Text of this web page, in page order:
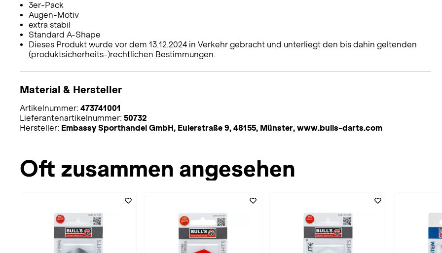
3er-Pack
Augen-Motiv
extra stabil
Standard A-Shape
Dieses Produkt wurde vor dem 13.12.2024 in Verkehr gebracht und unterliegt den bis dahin geltenden
(produktsicherheits-)rechtlichen Bestimmungen.
Material & Hersteller
Artikelnummer: 473741001
Lieferantenartikelnummer: 50732
Hersteller: Embassy Sporthandel GmbH, Eulerstraße 9, 48155, Münster, www.bulls-darts.com
Oft zusammen angesehen